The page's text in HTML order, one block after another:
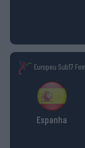
Europeu Sub17
Espanha